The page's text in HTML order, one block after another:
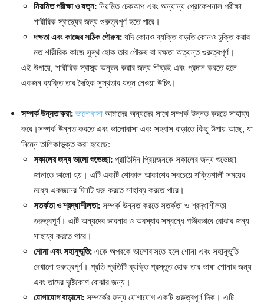
নিয়মিত পরীক্ষা ও যত্ন: নিয়মিত চেকআপ এবং অন্যান্য প্রোফেশনাল পরীক্ষা
শারীরিক স্বাস্থ্যের জন্য গুরুত্বপূর্ণ হতে পারে।
দক্ষতা এবং কাজের সঠিক পৌরুষ: যদি কোনও ব্যক্তি বাড়তি কোনও চুক্তি করার
মত শারীরিক কাজে সুস্থ হোক তার পৌরুষ বা দক্ষতা অত্যন্ত গুরুত্বপূর্ণ।
এই উপায়ে, শারীরিক স্বাস্থ্য অনুভব করার জন্য শীঘ্রই এবং প্রদান করতে হলে
একজন ব্যক্তি তার দৈহিক সুস্থতার যত্ন নেওয়া উচিৎ।
সম্পর্ক উন্নত করা: ভালোবাসা আমাদের অন্যদের সাথে সম্পর্ক উন্নত করতে সাহায্য
করে।সম্পর্ক উন্নত করতে এবং ভালোবাসা এবং সহবাস বাড়াতে কিছু উপায় আছে, যা
নিম্নে তালিকাভুক্ত করা হয়েছে:
সকালের জন্য ভালো শুভেচ্ছা: প্রাতিদিন প্রিয়জনকে সকালের জন্য শুভেচ্ছা
জানাতে ভালো হয়। এটি একটি শোকাল আকাশের সবচেয়ে শক্তিশালী সময়ের
মধ্যে একজনের দিনটি শুরু করতে সাহায্য করতে পারে।
সতর্কতা ও শ্রদ্ধাশীলতা: সম্পর্ক উন্নত করতে সতর্কতা ও শ্রদ্ধাশীলতা
গুরুত্বপূর্ণ। এটি অন্যদের ভাবনার ও অবস্থার সম্বন্ধে গভীরভাবে বোঝার জন্য
সাহায্য করতে পারে।
শোনা এবং সহানুভূতি: একে অপরকে ভালোবাসতে হলে শোনা এবং সহানুভূতি
দেখানো গুরুত্বপূর্ণ। প্রতি প্রতিটি ব্যক্তি প্রস্তুত হোক তার ভাষা শোনার জন্য
এবং তাদের দৃষ্টিকোণ বোঝার জন্য।
যোগাযোগ বাড়ানো: সম্পর্কের জন্য যোগাযোগ একটি গুরুত্বপূর্ণ দিক। এটি